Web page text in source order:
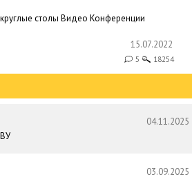
столы Видео Конференции
15.07.2022
5 18254
04.11.2025
03.09.2025